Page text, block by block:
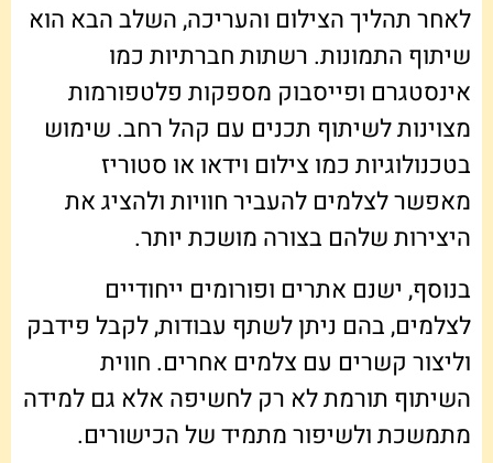
לאחר תהליך הצילום והעריכה, השלב הבא הוא
שיתוף התמונות. רשתות חברתיות כמו
אינסטגרם ופייסבוק מספקות פלטפורמות
מצוינות לשיתוף תכנים עם קהל רחב. שימוש
בטכנולוגיות כמו צילום וידאו או סטוריז
מאפשר לצלמים להעביר חוויות ולהציג את
היצירות שלהם בצורה מושכת יותר.
בנוסף, ישנם אתרים ופורומים ייחודיים
לצלמים, בהם ניתן לשתף עבודות, לקבל פידבק
וליצור קשרים עם צלמים אחרים. חווית
השיתוף תורמת לא רק לחשיפה אלא גם למידה
מתמשכת ולשיפור מתמיד של הכישורים.